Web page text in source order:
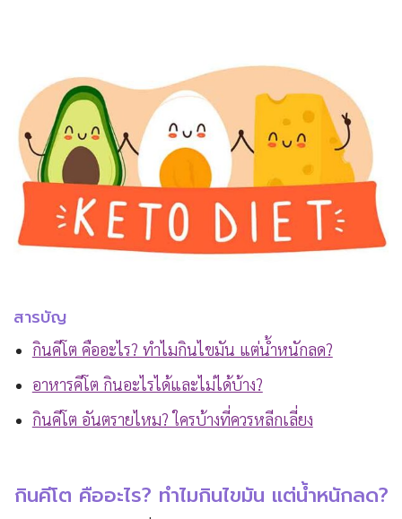
สารบัญ
กินคีโต คืออะไร? ทำไมกินไขมัน แต่น้ำหนักลด?
อาหารคีโต กินอะไรได้และไม่ได้บ้าง?
กินคีโต อันตรายไหม? ใครบ้างที่ควรหลีกเลี่ยง
กินคีโต คืออะไร? ทำไมกินไขมัน แต่น้ำหนักลด?